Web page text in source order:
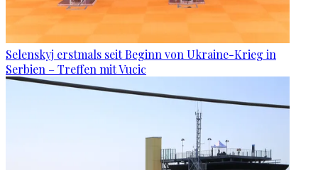
Selenskyj erstmals seit Beginn von Ukraine-Krieg in
Serbien – Treffen mit Vucic